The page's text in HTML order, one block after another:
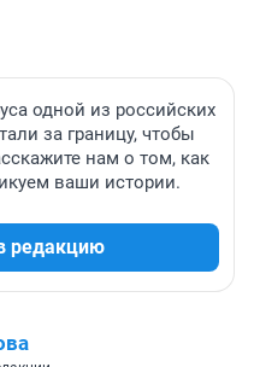
одной из российских
за границу, чтобы
нам о том, как
ваши истории.
редакцию